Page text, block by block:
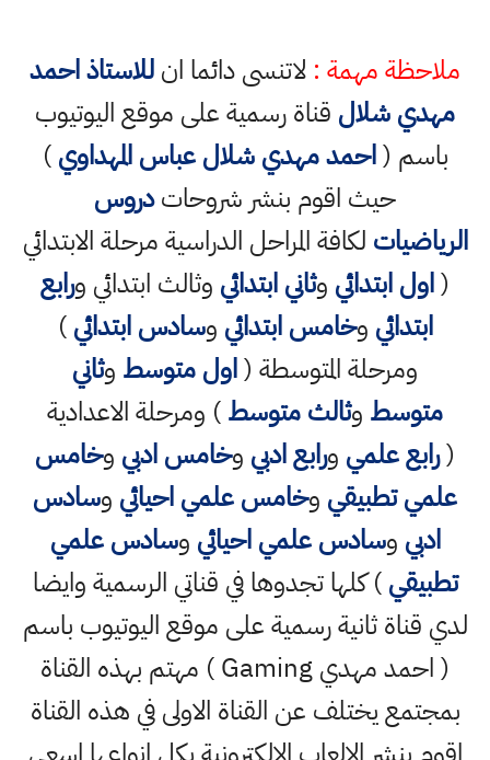
ملاحظة مهمة : لاتنسى دائما انللاستاذ احمد
مهدي شلال قناة رسمية على موقع اليوتيوب
باسم (احمد مهدي شلال عباس المهداوي)
حيث اقوم بنشر شروحاتدروس
الرياضيات لكافة المراحل الدراسية مرحلة الابتدائي
(اول ابتدائي وثاني ابتدائي وثالث ابتدائي ورابع
ابتدائي وخامس ابتدائي وسادس ابتدائي)
ومرحلة المتوسطة (اول متوسط وثاني
متوسط وثالث متوسط) ومرحلة الاعدادية
(رابع علمي ورابع ادبي وخامس ادبي وخامس
علمي تطبيقي وخامس علمي احيائي وسادس
ادبي وسادس علمي احيائي وسادس علمي
تطبيقي) كلها تجدوها في قناتي الرسمية وايضا
لدي قناة ثانية رسمية على موقع اليوتيوب باسم
( احمد مهدي Gaming ) مهتم بهذه القناة
بمجتمع يختلف عن القناة الاولى في هذه القناة